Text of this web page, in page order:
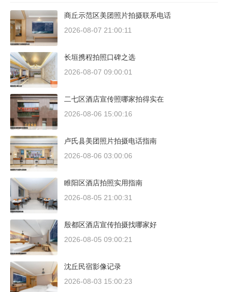
商丘示范区美团照片拍摄联系电话
2026-08-07 21:00:11
长垣携程拍照口碑之选
2026-08-07 09:00:01
二七区酒店宣传照哪家拍得实在
2026-08-06 15:00:16
卢氏县美团照片拍摄电话指南
2026-08-06 03:00:06
睢阳区酒店拍照实用指南
2026-08-05 21:00:31
殷都区酒店宣传拍摄找哪家好
2026-08-05 09:00:21
沈丘民宿影像记录
2026-08-03 15:00:23